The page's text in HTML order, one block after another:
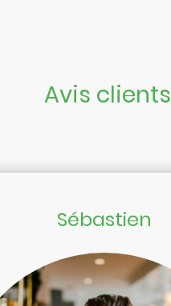
Avis clients
Sébastien